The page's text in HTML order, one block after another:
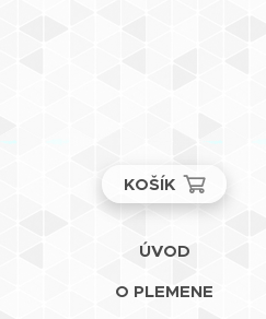
KOŠÍK
ÚVOD
O PLEMENE